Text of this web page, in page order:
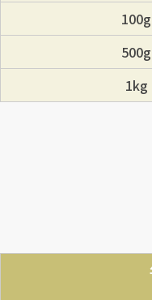
100g
500g
1kg